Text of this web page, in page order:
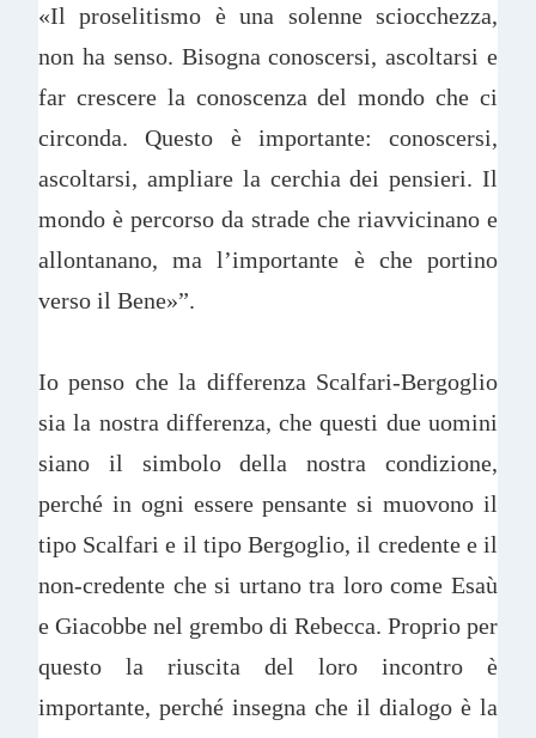
«Il proselitismo è una solenne sciocchezza,
non ha senso. Bisogna conoscersi, ascoltarsi e
far crescere la conoscenza del mondo che ci
circonda. Questo è importante: conoscersi,
ascoltarsi, ampliare la cerchia dei pensieri. Il
mondo è percorso da strade che riavvicinano e
allontanano, ma l’importante è che portino
verso il Bene»”.
Io penso che la differenza Scalfari-Bergoglio
sia la nostra differenza, che questi due uomini
siano il simbolo della nostra condizione,
perché in ogni essere pensante si muovono il
tipo Scalfari e il tipo Bergoglio, il credente e il
non-credente che si urtano tra loro come Esaù
e Giacobbe nel grembo di Rebecca. Proprio per
questo la riuscita del loro incontro è
importante, perché insegna che il dialogo è la